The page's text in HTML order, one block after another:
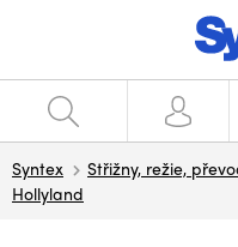
Syntex Střižny, režie,
Hollyland